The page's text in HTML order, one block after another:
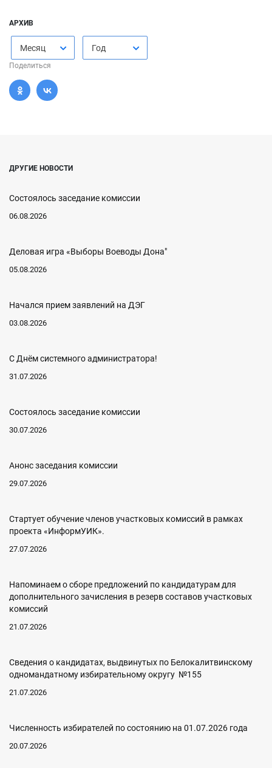
АРХИВ
Месяц Год
Поделиться
ДРУГИЕ НОВОСТИ
Состоялось заседание комиссии
06.08.2026
Деловая игра «Выборы Воеводы Дона"
05.08.2026
Начался прием заявлений на ДЭГ
03.08.2026
С Днём системного администратора!
31.07.2026
Состоялось заседание комиссии
30.07.2026
Анонс заседания комиссии
29.07.2026
Стартует обучение членов участковых комиссий в рамках
проекта «ИнформУИК».
27.07.2026
Напоминаем о сборе предложений по кандидатурам для
дополнительного зачисления в резерв составов участковых
комиссий
21.07.2026
Сведения о кандидатах, выдвинутых по Белокалитвинскому
одномандатному избирательному округу №155
21.07.2026
Численность избирателей по состоянию на 01.07.2026 года
20.07.2026